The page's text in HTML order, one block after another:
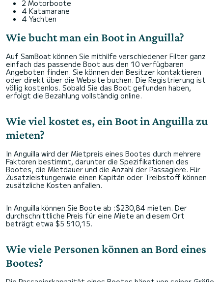
2 Motorboote
4 Katamarane
4 Yachten
Wie bucht man ein Boot in Anguilla?
Auf SamBoat können Sie mithilfe verschiedener Filter ganz
einfach das passende Boot aus den 10 verfügbaren
Angeboten finden. Sie können den Besitzer kontaktieren
oder direkt über die Website buchen. Die Registrierung ist
völlig kostenlos. Sobald Sie das Boot gefunden haben,
erfolgt die Bezahlung vollständig online.
Wie viel kostet es, ein Boot in Anguilla zu
mieten?
In Anguilla wird der Mietpreis eines Bootes durch mehrere
Faktoren bestimmt, darunter die Spezifikationen des
Bootes, die Mietdauer und die Anzahl der Passagiere. Für
Zusatzleistungenwie einen Kapitän oder Treibstoff können
zusätzliche Kosten anfallen.
In Anguilla können Sie Boote ab :$230,84 mieten. Der
durchschnittliche Preis für eine Miete an diesem Ort
beträgt etwa $5 510,15.
Wie viele Personen können an Bord eines
Bootes?